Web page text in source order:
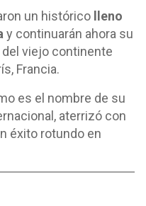
un histórico
lleno
y continuarán ahora su
viejo continente
Francia.
es el nombre de su
aterrizó con
éxito rotundo en